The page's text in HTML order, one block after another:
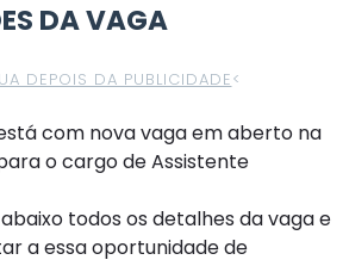
DA VAGA
DEPOIS DA PUBLICIDADE<
com nova vaga em aberto na
o cargo de Assistente
todos os detalhes da vaga e
a essa oportunidade de